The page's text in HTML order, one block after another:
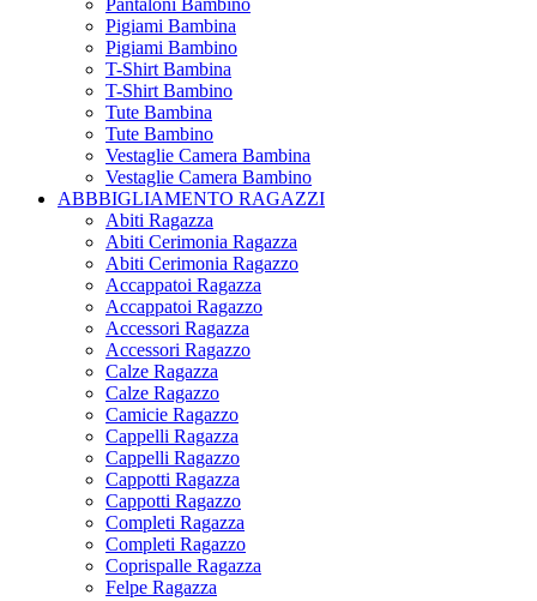
Pigiami Bambina
Pigiami Bambino
T-Shirt Bambina
T-Shirt Bambino
Tute Bambina
Tute Bambino
Vestaglie Camera Bambina
Vestaglie Camera Bambino
ABBBIGLIAMENTO RAGAZZI
Abiti Ragazza
Abiti Cerimonia Ragazza
Abiti Cerimonia Ragazzo
Accappatoi Ragazza
Accappatoi Ragazzo
Accessori Ragazza
Accessori Ragazzo
Calze Ragazza
Calze Ragazzo
Camicie Ragazzo
Cappelli Ragazza
Cappelli Ragazzo
Cappotti Ragazza
Cappotti Ragazzo
Completi Ragazza
Completi Ragazzo
Coprispalle Ragazza
Felpe Ragazza